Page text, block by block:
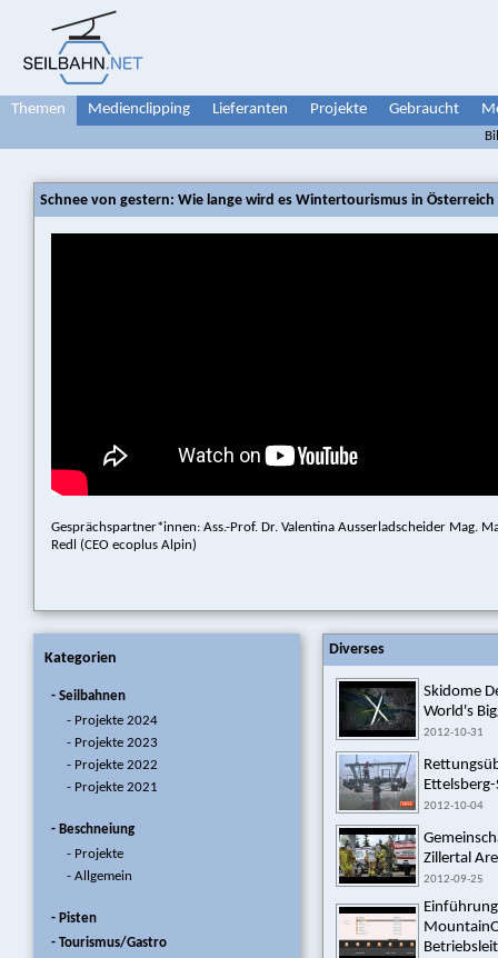
Themen Medienclipping Lieferanten Projekte Gebraucht
Schnee von gestern: Wie lange wird es Wintertourismus in
Gesprächspartner*innen: Ass.-Prof. Dr. Valentina Ausserladscheider Mag.
Redl (CEO ecoplus Alpin)
Kategorien
- Seilbahnen
- Projekte 2024
- Projekte 2023
- Projekte 2022
- Projekte 2021
- Beschneiung
- Projekte
- Allgemein
- Pisten
- Tourismus/Gastro
Diverses
Skidome
World's
2012-10-31
2012-10-04
Zillertal
2012-09-25